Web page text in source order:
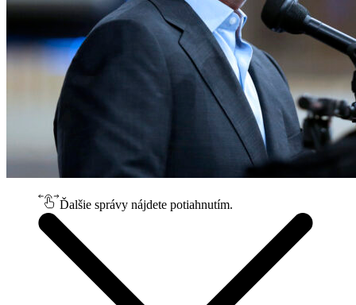
Ďalšie správy nájdete potiahnutím.